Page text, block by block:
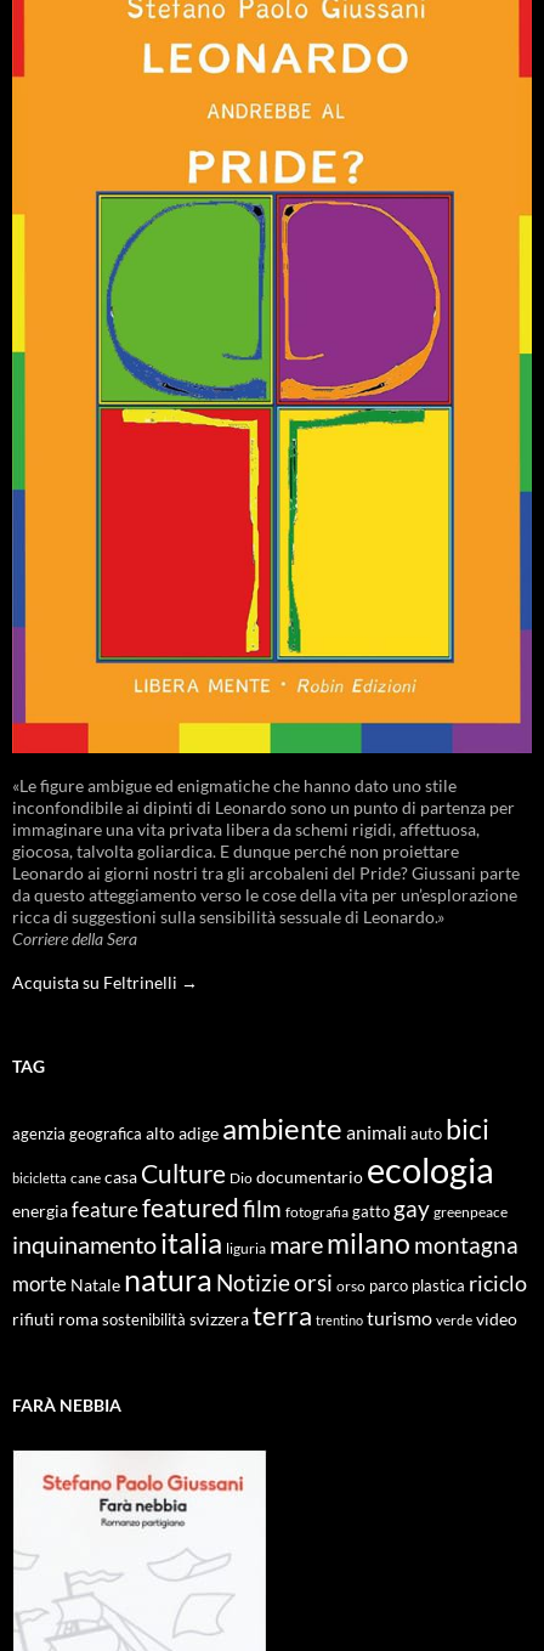
«Le figure ambigue ed enigmatiche che hanno dato uno stile
inconfondibile ai dipinti di Leonardo sono un punto di partenza per
immaginare una vita privata libera da schemi rigidi, affettuosa,
giocosa, talvolta goliardica. E dunque perché non proiettare
Leonardo ai giorni nostri tra gli arcobaleni del Pride? Giussani parte
da questo atteggiamento verso le cose della vita per un’esplorazione
ricca di suggestioni sulla sensibilità sessuale di Leonardo.»
Corriere della Sera
Acquista su Feltrinelli →
TAG
agenzia geografica alto adige ambiente animali auto bici
bicicletta cane casa Culture Dio documentario ecologia
energiafeaturefeaturedfilm fotografia gatto gay greenpeace
inquinamentoitalia liguria maremilano montagna
morte Natale natura Notizieorsi orso parco plastica riciclo
rifiuti roma sostenibilità svizzeraterra trentino turismo verde video
FARÀ NEBBIA